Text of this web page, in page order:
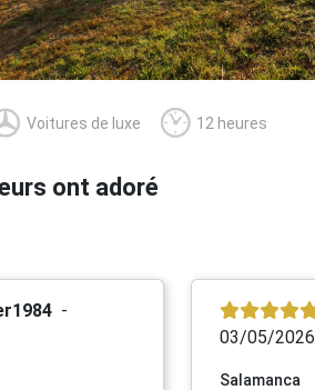
Voitures de luxe 12 heures
ont adoré
03/05/2026
Salamanca